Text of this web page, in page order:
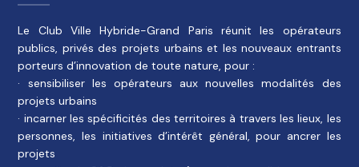
Le Club Ville Hybride-Grand Paris réunit les opérateurs
publics, privés des projets urbains et les nouveaux entrants
porteurs d’innovation de toute nature, pour :
· sensibiliser les opérateurs aux nouvelles modalités des
projets urbains
· incarner les spécificités des territoires à travers les lieux, les
personnes, les initiatives d’intérêt général, pour ancrer les
projets